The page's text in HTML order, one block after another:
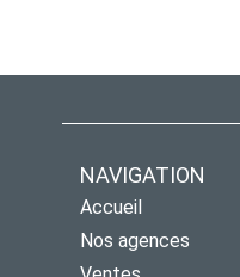
NAVIGATION
Accueil
Nos agences